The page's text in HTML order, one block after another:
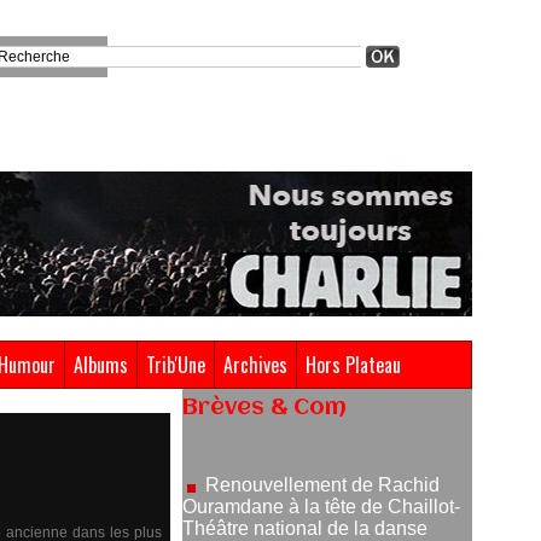
Humour Albums Trib'Une Archives Hors Plateau
ancienne dans les plus
Brèves & Com
Renouvellement de Rachid
Nomination de Jérôme
Montchal à la direction du Phénix,